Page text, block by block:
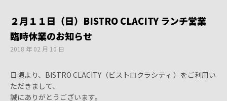
２月１１日（日）BISTRO CLACITY ランチ営業
臨時休業のお知らせ
2018 年 02 月 10 日
日頃より、BISTRO CLACITY（ビストロクラシティ ）をご利用い
ただきまして、
誠にありがとうございます。